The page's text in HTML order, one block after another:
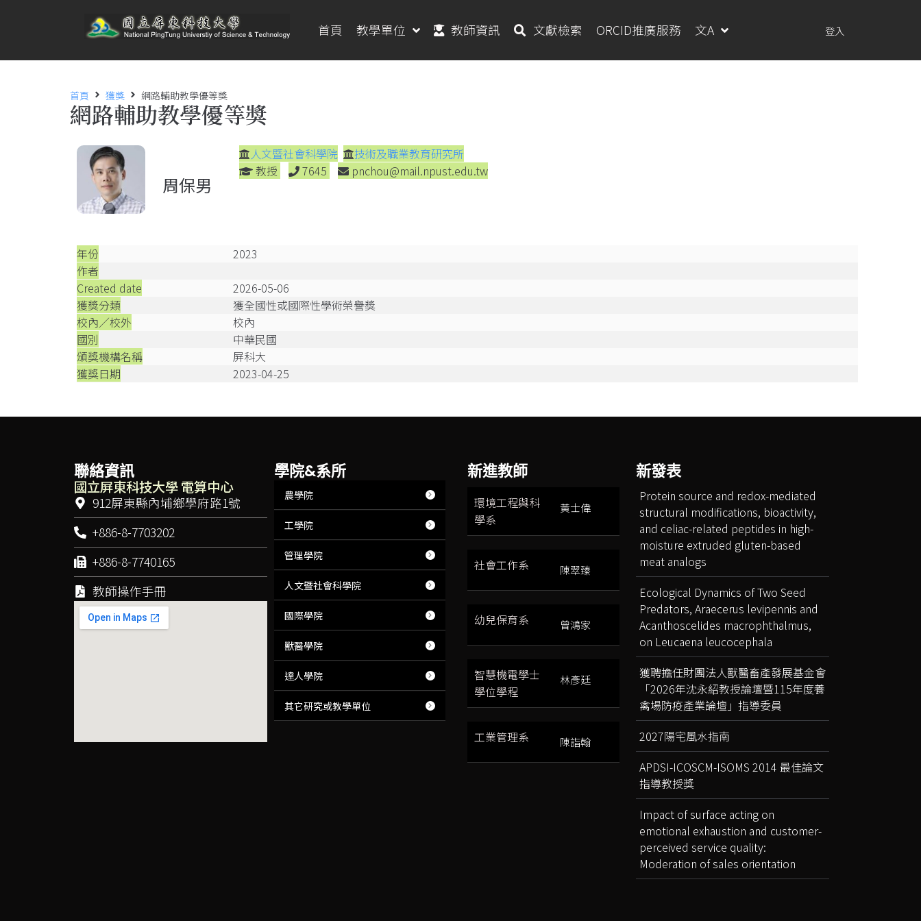
首頁 教學單位 教師資訊 文獻檢索 ORCID推廣服務 文A 登入
首頁 獲獎 網路輔助教學優等獎
網路輔助教學優等獎
周保男
人文暨社會科學院
技術及職業教育研究所
教授
7645 pnchou@mail.npust.edu.tw
年份
2023
作者
Created date
2026-05-06
獲獎分類
獲全國性或國際性學術榮譽獎
校內／校外
校內
國別
中華民國
頒獎機構名稱
屏科大
獲獎日期
2023-04-25
聯絡資訊
國立屏東科技大學 電算中心
912屏東縣內埔鄉學府路1號
+886-8-7703202
+886-8-7740165
教師操作手冊
學院&系所
農學院
工學院
管理學院
人文暨社會科學院
國際學院
獸醫學院
達人學院
其它研究或教學單位
新進教師
環境工程與科
學系
黃士偉
社會工作系 陳翠臻
幼兒保育系 曾鴻家
智慧機電學士
學位學程
林彥廷
工業管理系 陳詣翰
新發表
Protein source and redox-mediated
structural modifications, bioactivity,
and celiac-related peptides in high-
moisture extruded gluten-based
meat analogs
Ecological Dynamics of Two Seed
Predators, Araecerus levipennis and
Acanthoscelides macrophthalmus,
on Leucaena leucocephala
獲聘擔任財團法人獸醫畜產發展基金會
「2026年沈永紹教授論壇暨115年度養
禽場防疫產業論壇」指導委員
2027陽宅風水指南
APDSI-ICOSCM-ISOMS 2014 最佳論文
指導教授獎
Impact of surface acting on
emotional exhaustion and customer-
perceived service quality:
Moderation of sales orientation